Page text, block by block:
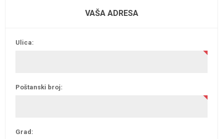
VAŠA ADRESA
Ulica:
Poštanski broj:
Grad: